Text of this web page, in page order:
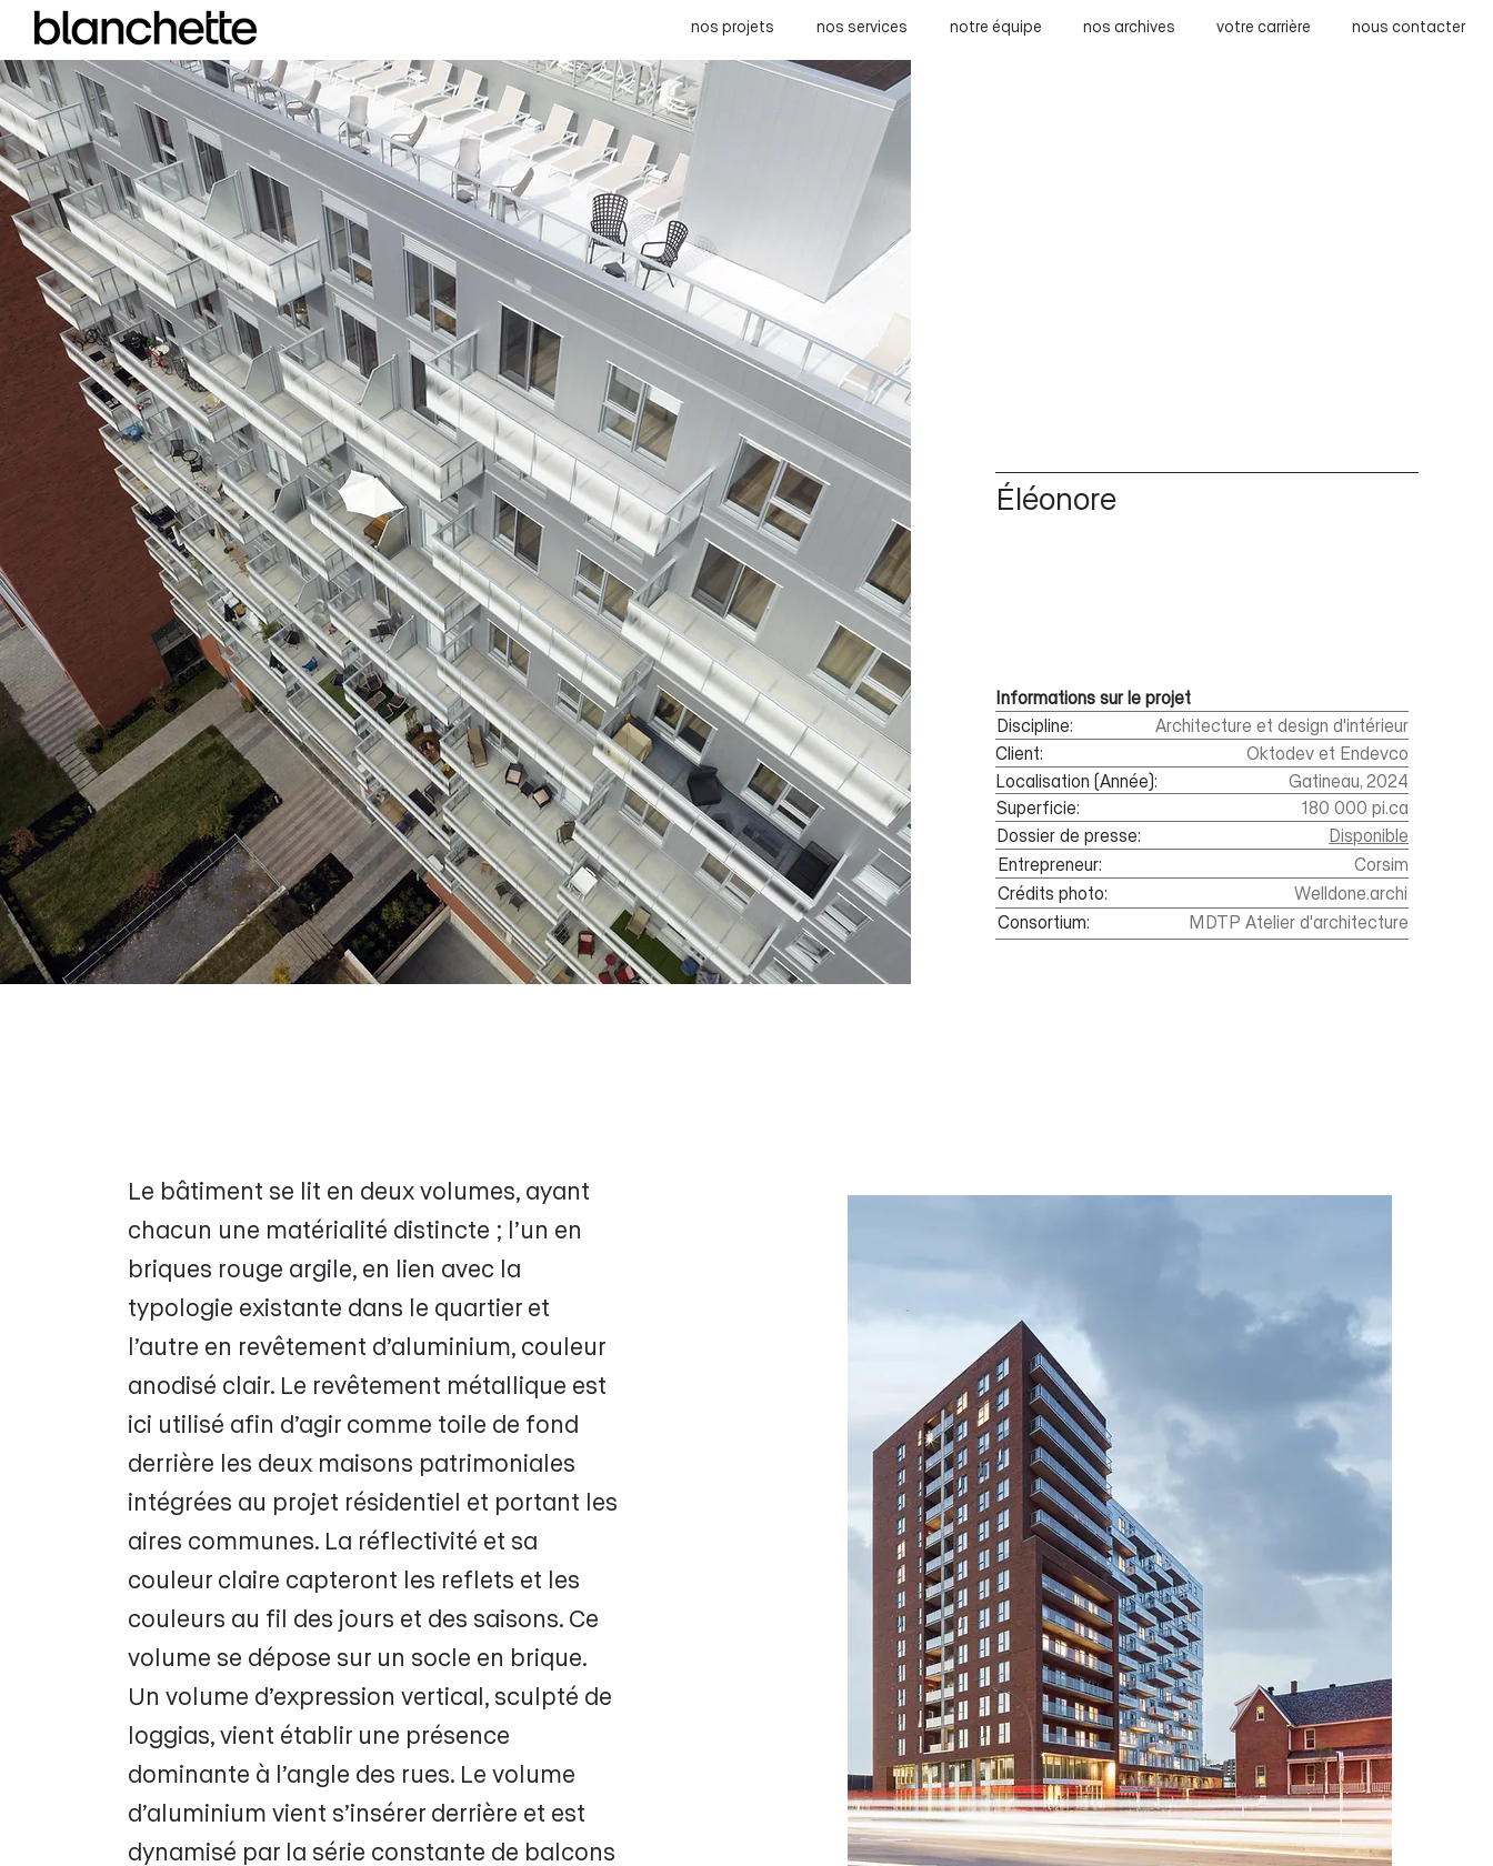
nos projets nos services notre équipe nos archives votre carrière nous contacter
Éléonore
Informations sur le projet
Discipline:
Architecture et design d'intérieur
Client:
Oktodev et Endevco
Localisation (Année):
Gatineau, 2024
Superficie:
180 000 pi.ca
Dossier de presse:
Disponible
Entrepreneur:
Corsim
Crédits photo:
Welldone.archi
Consortium:
MDTP Atelier d'architecture
Le bâtiment se lit en deux volumes, ayant
chacun une matérialité distincte ; l’un en
briques rouge argile, en lien avec la
typologie existante dans le quartier et
l’autre en revêtement d’aluminium, couleur
anodisé clair. Le revêtement métallique est
ici utilisé afin d’agir comme toile de fond
derrière les deux maisons patrimoniales
intégrées au projet résidentiel et portant les
aires communes. La réflectivité et sa
couleur claire capteront les reflets et les
couleurs au fil des jours et des saisons. Ce
volume se dépose sur un socle en brique.
Un volume d’expression vertical, sculpté de
loggias, vient établir une présence
dominante à l’angle des rues. Le volume
d’aluminium vient s’insérer derrière et est
dynamisé par la série constante de balcons